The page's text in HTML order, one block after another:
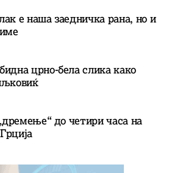
е наша заедничка рана, но и
црно-бела слика како
до четири часа на